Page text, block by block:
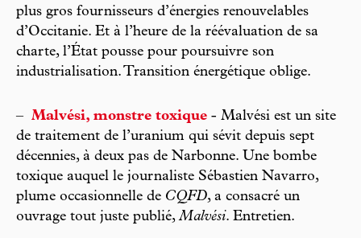
plus gros fournisseurs d’énergies renouvelables
d’Occitanie. Et à l’heure de la réévaluation de sa
charte, l’État pousse pour poursuivre son
industrialisation. Transition énergétique oblige.
– Malvési, monstre toxique - Malvési est un site
de traitement de l’uranium qui sévit depuis sept
décennies, à deux pas de Narbonne. Une bombe
toxique auquel le journaliste Sébastien Navarro,
plume occasionnelle de CQFD, a consacré un
ouvrage tout juste publié,Malvési. Entretien.